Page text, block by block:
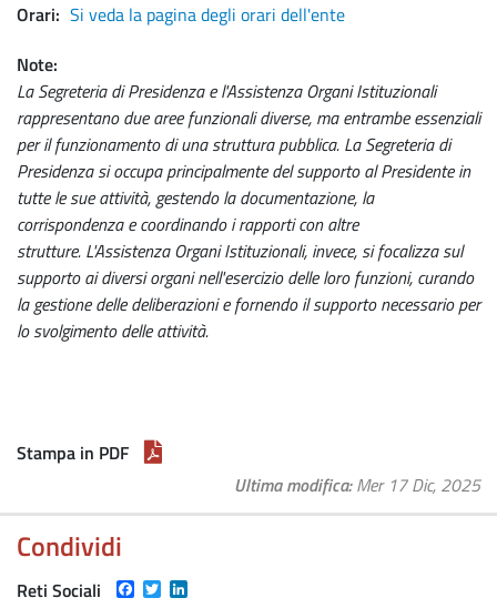
Orari Si veda la pagina degli orari dell'ente
Note
La Segreteria di Presidenza e l'Assistenza Organi Istituzionali
rappresentano due aree funzionali diverse, ma entrambe essenziali
per il funzionamento di una struttura pubblica. La Segreteria di
Presidenza si occupa principalmente del supporto al Presidente in
tutte le sue attività, gestendo la documentazione, la
corrispondenza e coordinando i rapporti con altre
strutture. L'Assistenza Organi Istituzionali, invece, si focalizza sul
supporto ai diversi organi nell'esercizio delle loro funzioni, curando
la gestione delle deliberazioni e fornendo il supporto necessario per
lo svolgimento delle attività.
Stampa in PDF
Ultima modifica Mer 17 Dic, 2025
Condividi
Reti Sociali Facebook
Twitter